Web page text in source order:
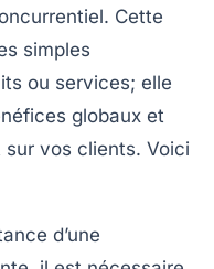
Cette
simples
ou services; elle
globaux et
sur vos clients. Voici
d’une